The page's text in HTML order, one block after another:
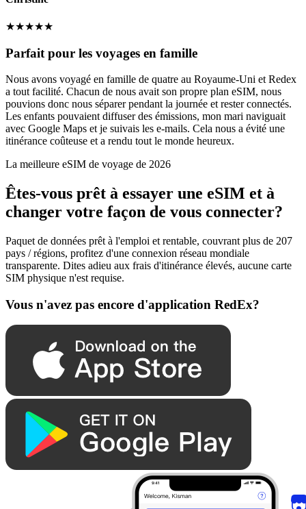
★★★★★
Parfait pour les voyages en famille
Nous avons voyagé en famille de quatre au Royaume-Uni et Redex
a tout facilité. Chacun de nous avait son propre plan eSIM, nous
pouvions donc nous séparer pendant la journée et rester connectés.
Les enfants pouvaient diffuser des émissions, mon mari naviguait
avec Google Maps et je suivais les e-mails. Cela nous a évité une
itinérance coûteuse et a rendu tout le monde heureux.
La meilleure eSIM de voyage de 2026
Êtes-vous prêt à essayer une eSIM et à
changer votre façon de vous connecter?
Paquet de données prêt à l'emploi et rentable, couvrant plus de 207
pays / régions, profitez d'une connexion réseau mondiale
transparente. Dites adieu aux frais d'itinérance élevés, aucune carte
SIM physique n'est requise.
Vous n'avez pas encore d'application RedEx?